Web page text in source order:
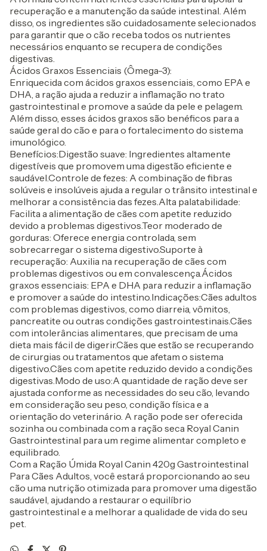
recuperação e a manutenção da saúde intestinal. Além
disso, os ingredientes são cuidadosamente selecionados
para garantir que o cão receba todos os nutrientes
necessários enquanto se recupera de condições
digestivas.
Ácidos Graxos Essenciais (Ômega-3):
Enriquecida com ácidos graxos essenciais, como EPA e
DHA, a ração ajuda a reduzir a inflamação no trato
gastrointestinal e promove a saúde da pele e pelagem.
Além disso, esses ácidos graxos são benéficos para a
saúde geral do cão e para o fortalecimento do sistema
imunológico.
Benefícios:Digestão suave: Ingredientes altamente
digestíveis que promovem uma digestão eficiente e
saudável.Controle de fezes: A combinação de fibras
solúveis e insolúveis ajuda a regular o trânsito intestinal e
melhorar a consistência das fezes.Alta palatabilidade:
Facilita a alimentação de cães com apetite reduzido
devido a problemas digestivos.Teor moderado de
gorduras: Oferece energia controlada, sem
sobrecarregar o sistema digestivo.Suporte à
recuperação: Auxilia na recuperação de cães com
problemas digestivos ou em convalescença.Ácidos
graxos essenciais: EPA e DHA para reduzir a inflamação
e promover a saúde do intestino.Indicações:Cães adultos
com problemas digestivos, como diarreia, vômitos,
pancreatite ou outras condições gastrointestinais.Cães
com intolerâncias alimentares, que precisam de uma
dieta mais fácil de digerir.Cães que estão se recuperando
de cirurgias ou tratamentos que afetam o sistema
digestivo.Cães com apetite reduzido devido a condições
digestivas.Modo de uso:A quantidade de ração deve ser
ajustada conforme as necessidades do seu cão, levando
em consideração seu peso, condição física e a
orientação do veterinário. A ração pode ser oferecida
sozinha ou combinada com a ração seca Royal Canin
Gastrointestinal para um regime alimentar completo e
equilibrado.
Com a Ração Úmida Royal Canin 420g Gastrointestinal
Para Cães Adultos, você estará proporcionando ao seu
cão uma nutrição otimizada para promover uma digestão
saudável, ajudando a restaurar o equilíbrio
gastrointestinal e a melhorar a qualidade de vida do seu
pet.